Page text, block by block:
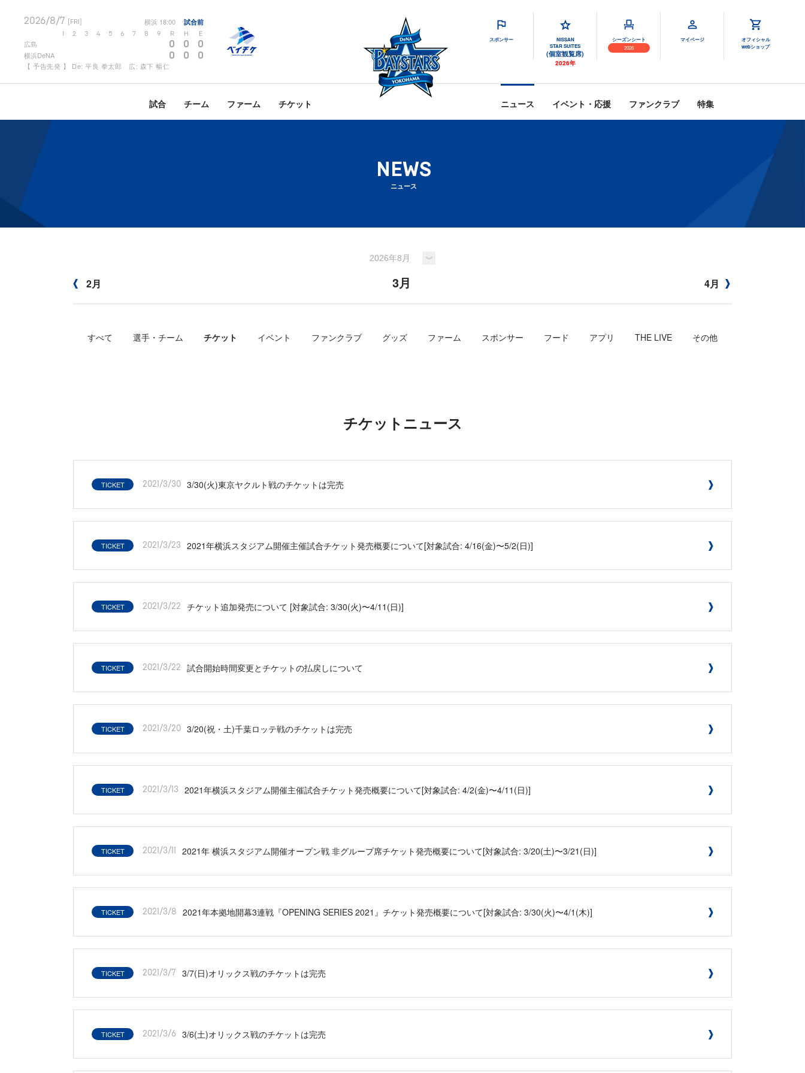
2026/8/7 [FRI] 横浜 18:00 試合前
2 3 4 5 6 7 8 9 R H E
広島 0 0 0
横浜DeNA 0 0 0
【 予告先発 】 De: 平良 拳太郎 広: 森下 暢仁
スポンサー
NISSAN
STAR SUITES
(個室観覧席)
2026年
シーズンシート
2026
マイページ
オフィシャル
webショップ
試合 チーム ファーム チケット ニュース イベント・応援 ファンクラブ 特集
NEWS
ニュース
2月 3月 4月
すべて 選手・チーム チケット イベント ファンクラブ グッズ ファーム スポンサー フード アプリ THE LIVE その他
チケットニュース
TICKET 2021/3/30 3/30(火)東京ヤクルト戦のチケットは完売
TICKET 2021/3/23 2021年横浜スタジアム開催主催試合チケット発売概要について[対象試合: 4/16(金)〜5/2(日)]
TICKET 2021/3/22 チケット追加発売について [対象試合: 3/30(火)〜4/11(日)]
TICKET 2021/3/22 試合開始時間変更とチケットの払戻しについて
TICKET 2021/3/20 3/20(祝・土)千葉ロッテ戦のチケットは完売
TICKET 2021/3/13 2021年横浜スタジアム開催主催試合チケット発売概要について[対象試合: 4/2(金)〜4/11(日)]
TICKET 2021/3/11 2021年 横浜スタジアム開催オープン戦 非グループ席チケット発売概要について[対象試合: 3/20(土)〜3/21(日)]
TICKET 2021/3/8 2021年本拠地開幕3連戦『OPENING SERIES 2021』チケット発売概要について[対象試合: 3/30(火)〜4/1(木)]
TICKET 2021/3/7 3/7(日)オリックス戦のチケットは完売
TICKET 2021/3/6 3/6(土)オリックス戦のチケットは完売